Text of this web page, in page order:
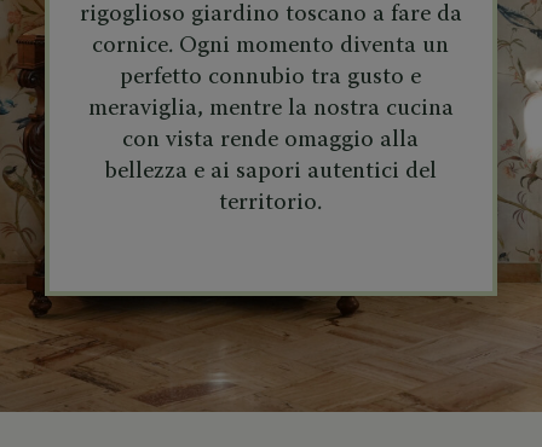
rigoglioso giardino toscano a fare da
cornice. Ogni momento diventa un
perfetto connubio tra gusto e
meraviglia, mentre la nostra cucina
con vista rende omaggio alla
bellezza e ai sapori autentici del
territorio.